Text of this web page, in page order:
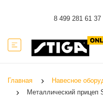
8 499 281 61 37
Главная
Навесное
Металлический прицеп